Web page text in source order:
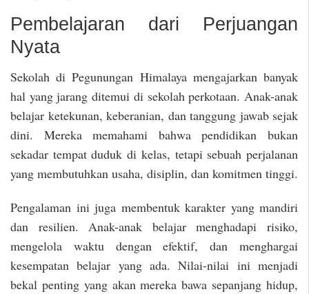
Pembelajaran dari Perjuangan
Nyata
Sekolah di Pegunungan Himalaya mengajarkan banyak
hal yang jarang ditemui di sekolah perkotaan. Anak-anak
belajar ketekunan, keberanian, dan tanggung jawab sejak
dini. Mereka memahami bahwa pendidikan bukan
sekadar tempat duduk di kelas, tetapi sebuah perjalanan
yang membutuhkan usaha, disiplin, dan komitmen tinggi.
Pengalaman ini juga membentuk karakter yang mandiri
dan resilien. Anak-anak belajar menghadapi risiko,
mengelola waktu dengan efektif, dan menghargai
kesempatan belajar yang ada. Nilai-nilai ini menjadi
bekal penting yang akan mereka bawa sepanjang hidup,